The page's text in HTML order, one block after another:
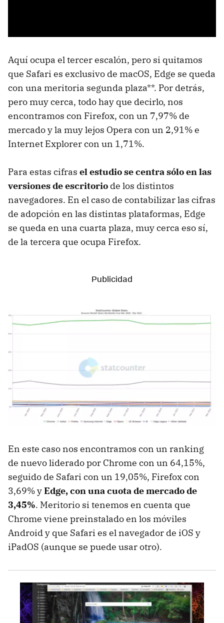
Aquí ocupa el tercer escalón, pero si quitamos
que Safari es exclusivo de macOS, Edge se queda
con una meritoria segunda plaza**. Por detrás,
pero muy cerca, todo hay que decirlo, nos
encontramos con Firefox, con un 7,97% de
mercado y la muy lejos Opera con un 2,91% e
Internet Explorer con un 1,71%.
Para estas cifras el estudio se centra sólo en las
versiones de escritorio de los distintos
navegadores. En el caso de contabilizar las cifras
de adopción en las distintas plataformas, Edge
se queda en una cuarta plaza, muy cerca eso sí,
de la tercera que ocupa Firefox.
En este caso nos encontramos con un ranking
de nuevo liderado por Chrome con un 64,15%,
seguido de Safari con un 19,05%, Firefox con
3,69% yEdge, con una cuota de mercado de
3,45%. Meritorio si tenemos en cuenta que
Chrome viene preinstalado en los móviles
Android y que Safari es el navegador de iOS y
iPadOS (aunque se puede usar otro).